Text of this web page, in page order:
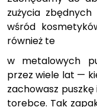
zużycia
wśród
również te
w metalowych
przez wiele lat —
zachowasz
torebce. Tak